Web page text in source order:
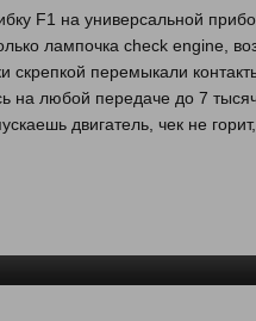
F1 на универсальной
лампочка check engine,
перемыкали
на любой передаче до 7
двигатель, чек не